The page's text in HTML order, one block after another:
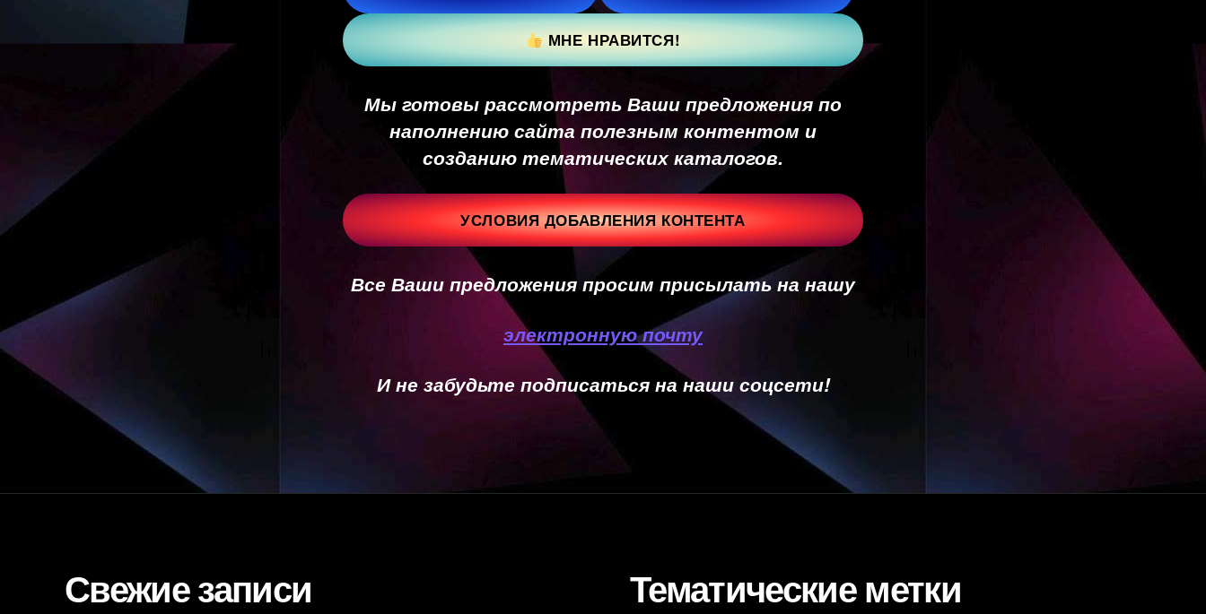
МНЕ НРАВИТСЯ!
Мы готовы рассмотреть Ваши предложения по
наполнению сайта полезным контентом и
созданию тематических каталогов.
УСЛОВИЯ ДОБАВЛЕНИЯ КОНТЕНТА
Все Ваши предложения просим присылать на нашу
электронную почту
И не забудьте подписаться на наши соцсети!
Свежие записи Тематические метки